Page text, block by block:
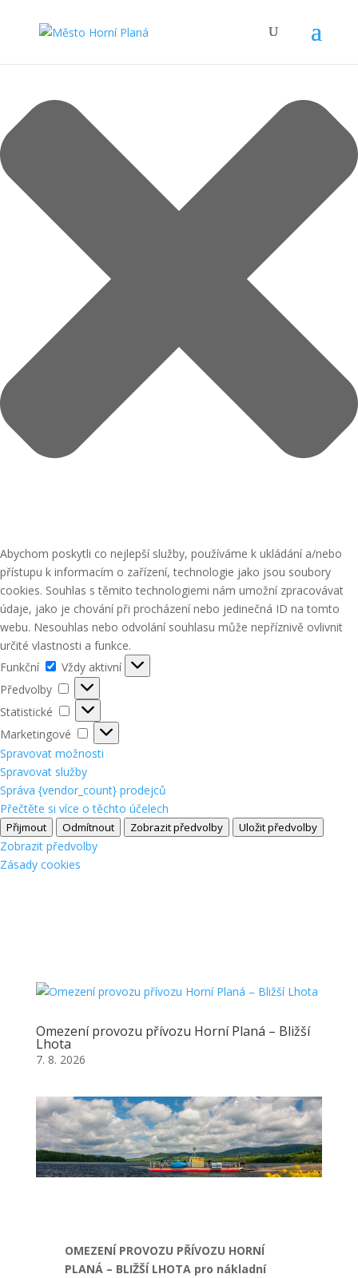
Abychom poskytli co nejlepší služby, používáme k ukládání a/nebo
přístupu k informacím o zařízení, technologie jako jsou soubory
cookies. Souhlas s těmito technologiemi nám umožní zpracovávat
údaje, jako je chování při procházení nebo jedinečná ID na tomto
webu. Nesouhlas nebo odvolání souhlasu může nepříznivě ovlivnit
určité vlastnosti a funkce.
Funkční
Funkční
Vždy aktivní
Předvolby
Předvolby
Statistické
Statistické
Marketingové
Marketingové
Spravovat možnosti
Spravovat služby
Správa {vendor_count} prodejců
Přečtěte si více o těchto účelech
Přijmout Odmítnout Zobrazit předvolby Uložit předvolby
Zobrazit předvolby
Zásady cookies
Omezení provozu přívozu Horní Planá – Bližší
Lhota
7. 8. 2026
OMEZENÍ PROVOZU PŘÍVOZU HORNÍ
PLANÁ – BLIŽŠÍ LHOTA pro nákladní